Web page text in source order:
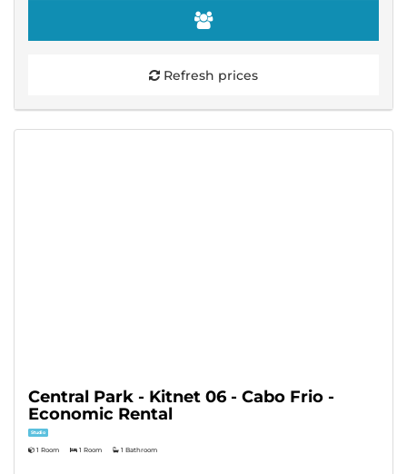
Refresh prices
Central Park - Kitnet 06 - Cabo Frio -
Economic Rental
Studio
1 Room 1 Room 1 Bathroom